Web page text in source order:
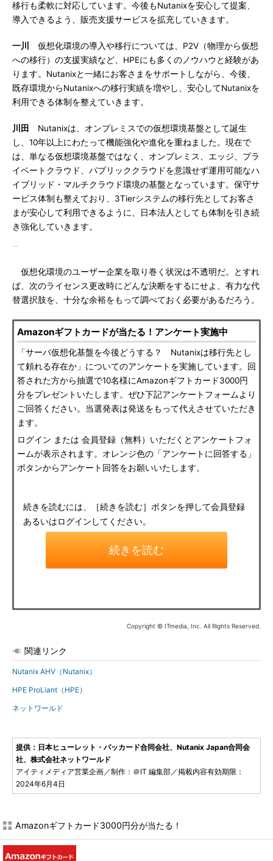
移行も柔軟に対応しています。今後もNutanixを安心して提案、
導入できるよう、販売支援サービスを拡充していきます。
一川
仮想化環境の導入や移行については、P2V（物理から仮想
への移行）の支援実績など、HPEにも多くのノウハウと経験があ
ります。Nutanixと一緒にお客さまをサポートしながら、今後、
既存環境からNutanixへの移行実績を増やし、安心してNutanixを
利用できる体制を整えていきます。
川田
Nutanixは、オンプレミスでの仮想環境基盤として誕生
し、10年以上にわたって機能強化や進化を重ねました。現在で
は、単なる仮想環境基盤ではなく、オンプレミス、エッジ、プラ
イベートクラウド、パブリッククラウドを意識せず運用可能なハ
イブリッド・マルチクラウド環境の基盤となっています。保守サ
ービス体制も整えており、3Tierシステムの移行先としてお客さ
まが安心して利用できるように、日本法人としても体制を引き続
き強化していきます。
仮想化環境のユーザー企業を取り巻く状況は不透明だ。とすれ
ば、次のライセンス更改時にどんな決断をするにせよ、有力な代
替選択肢を、十分な余裕をもって調べておく必要があるだろう。
Amazonギフトカードが当たる！アンケート実施中
「サーバ仮想化基盤を今後どうする？ Nutanixは移行先とし
て頼れる存在か」についてのアンケートを実施しています。回
答された方から抽選で10名様にAmazonギフトカード3000円
分をプレゼントいたします。ぜひ下記アンケートフォームより
ご回答ください。当選発表は発送をもって代えさせていただき
ます。
ログイン または 会員登録（無料）いただくとアンケートフォ
ームが表示されます。オレンジ色の「アンケートに回答する」
ボタンからアンケート回答をお願いいたします。
続きを読むには、［続きを読む］ボタンを押して会員登録
あるいはログインしてください。
続きを読む
Copyright © ITmedia, Inc. All Rights Reserved.
関連リンク
Nutanix AHV（Nutanix）
HPE ProLiant（HPE）
ネットワールド
提供：日本ヒューレット・パッカード合同会社、Nutanix Japan合同会
社、株式会社ネットワールド
アイティメディア営業企画／制作：＠IT 編集部／掲載内容有効期限：
2024年6月4日
Amazonギフトカード3000円分が当たる！